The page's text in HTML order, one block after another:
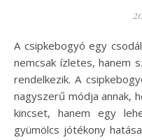
A csipkebogyó egy csodálatos, sokoldalú gyümölcs, amely
nemcsak ízletes, hanem
rendelkezik. A
nagyszerű módja annak,
kincset, hanem egy
gyümölcs jótékony